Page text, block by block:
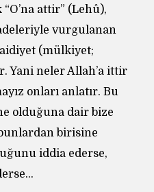
attir” (Lehû),
vurgulanan
aidiyet (mülkiyet;
Yani neler Allah’a ittir
onları anlatır. Bu
olduğuna dair bize
birisine
iddia ederse,